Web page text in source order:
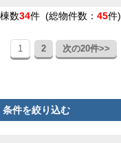
棟数34件 (総物件数： 45件)
1 2 次の20件>>
条件を絞り込む